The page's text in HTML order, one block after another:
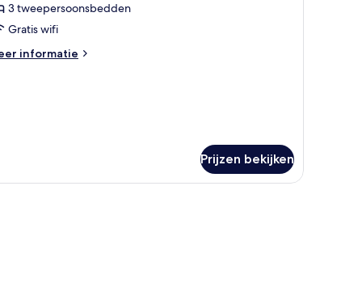
3 tweepersoonsbedden
Gratis wifi
informatie
Prijzen bekijken